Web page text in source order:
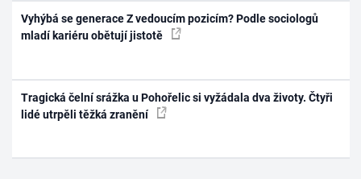
Vyhýbá se generace Z vedoucím pozicím? Podle sociologů
mladí kariéru obětují jistotě
Tragická čelní srážka u Pohořelic si vyžádala dva životy. Čtyři
lidé utrpěli těžká zranění